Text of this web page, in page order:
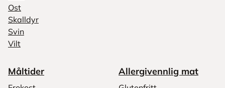
Ost
Skalldyr
Svin
Vilt
Måltider Allergivennlig mat